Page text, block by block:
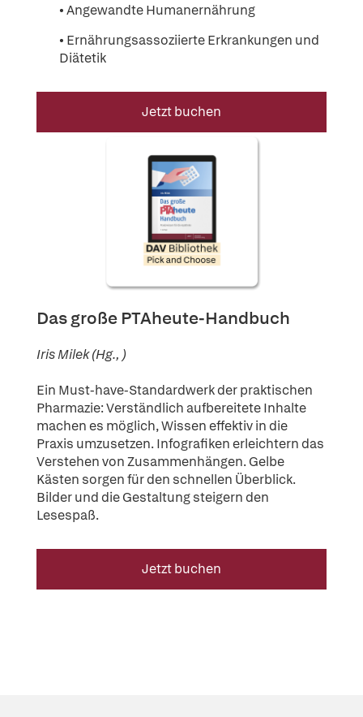
• Angewandte Humanernährung
• Ernährungsassoziierte Erkrankungen und
Diätetik
Jetzt buchen
Das große PTAheute-Handbuch
Iris Milek (Hg., )
Ein Must-have-Standardwerk der praktischen
Pharmazie: Verständlich aufbereitete Inhalte
machen es möglich, Wissen effektiv in die
Praxis umzusetzen. Infografiken erleichtern das
Verstehen von Zusammenhängen. Gelbe
Kästen sorgen für den schnellen Überblick.
Bilder und die Gestaltung steigern den
Lesespaß.
Jetzt buchen